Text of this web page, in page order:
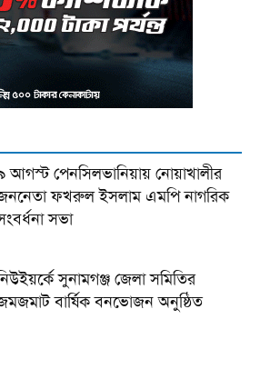
আগস্ট পেনসিলভানিয়ায় নোয়াখালীর
ফখরুল ইসলাম এমপি নাগরিক
সভা
সুনামগঞ্জ জেলা সমিতির
বার্ষিক বনভোজন অনুষ্ঠিত